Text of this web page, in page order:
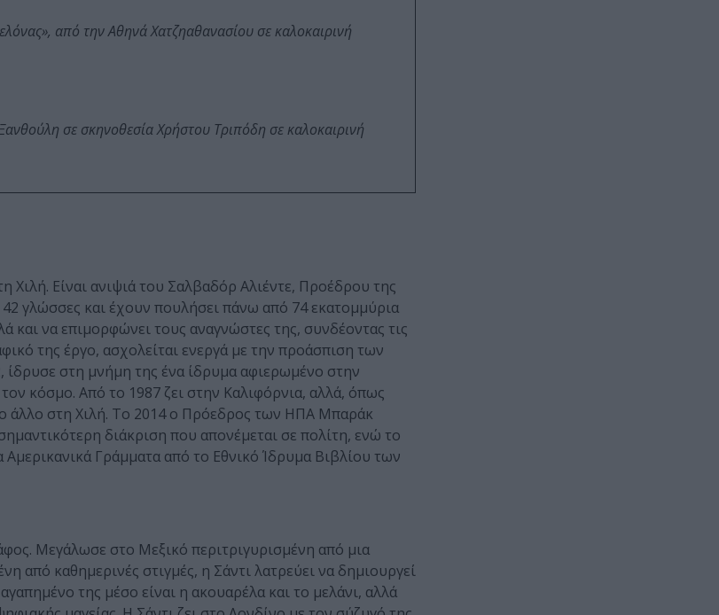
από την Αθηνά Χατζηαθανασίου σε καλοκαιρινή
σε σκηνοθεσία Χρήστου Τριπόδη σε καλοκαιρινή
Χιλή. Είναι ανιψιά του Σαλβαδόρ Αλιέντε, Προέδρου της
γλώσσες και έχουν πουλήσει πάνω από 74 εκατομμύρια
να επιμορφώνει τους αναγνώστες της, συνδέοντας τις
της έργο, ασχολείται ενεργά με την προάσπιση των
στη μνήμη της ένα ίδρυμα αφιερωμένο στην
κόσμο. Από το 1987 ζει στην Καλιφόρνια, αλλά, όπως
άλλο στη Χιλή. Το 2014 ο Πρόεδρος των ΗΠΑ Μπαράκ
διάκριση που απονέμεται σε πολίτη, ενώ το
Γράμματα από το Εθνικό Ίδρυμα Βιβλίου των
Μεγάλωσε στο Μεξικό περιτριγυρισμένη από μια
από καθημερινές στιγμές, η Σάντι λατρεύει να δημιουργεί
της μέσο είναι η ακουαρέλα και το μελάνι, αλλά